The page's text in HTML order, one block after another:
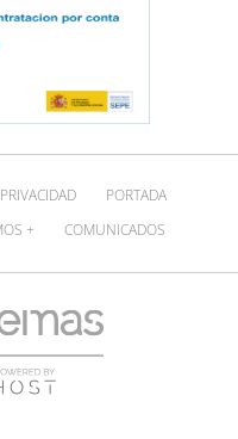
PORTADA
+ COMUNICADOS